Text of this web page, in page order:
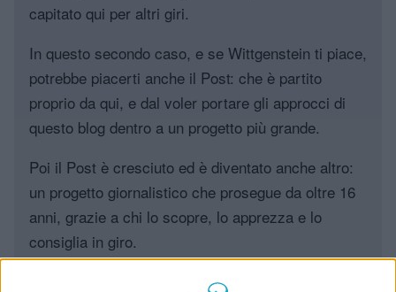
capitato qui per altri giri.
In questo secondo caso, e se Wittgenstein ti piace,
potrebbe piacerti anche il Post: che è partito
proprio da qui, e dal voler portare gli approcci di
questo blog dentro a un progetto più grande.
Poi il Post è cresciuto ed è diventato anche altro:
un progetto giornalistico che prosegue da oltre 16
anni, grazie a chi lo scopre, lo apprezza e lo
consiglia in giro.
Leggi il Post, magari ti piace